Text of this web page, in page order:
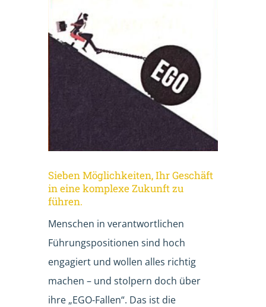
Sieben Möglichkeiten, Ihr Geschäft
in eine komplexe Zukunft zu
führen.
Menschen in verantwortlichen
Führungspositionen sind hoch
engagiert und wollen alles richtig
machen – und stolpern doch über
ihre „EGO-Fallen“. Das ist die